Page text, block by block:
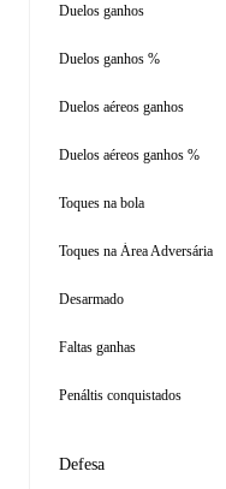
Duelos ganhos
Duelos ganhos %
Duelos aéreos ganhos
Duelos aéreos ganhos %
Toques na bola
Toques na Área Adversária
Desarmado
Faltas ganhas
Penáltis conquistados
Defesa